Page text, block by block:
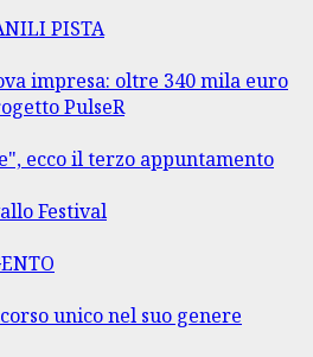
PISTA
impresa: oltre 340 mila euro
PulseR
ecco il terzo appuntamento
Festival
unico nel suo genere